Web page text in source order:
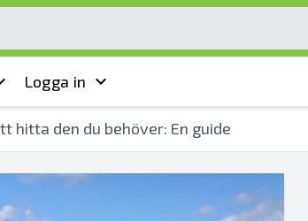
Logga in
hitta den du behöver: En guide